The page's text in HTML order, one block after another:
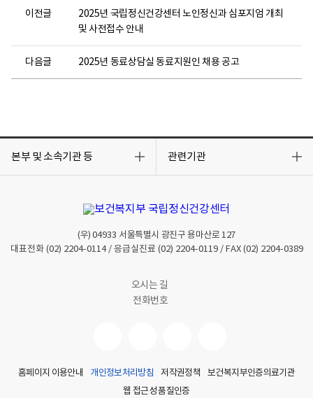
이전글
2025년 국립정신건강센터 노인정신과 심포지엄 개최
및 사전접수 안내
다음글 2025년 동료상담실 동료지원인 채용 공고
본부 및 소속기관 등
기
관련기관
기
(우)04933 서울특별시 광진구 용마산로 127
대표전화 (02) 2204-0114/ 응급실진료 (02) 2204-0119/ FAX (02) 2204-0389
오시는 길
전화번호
홈페이지 이용안내 개인정보처리방침 저작권정책
보건복지부인증의료기관
웹 접근성 품질인증